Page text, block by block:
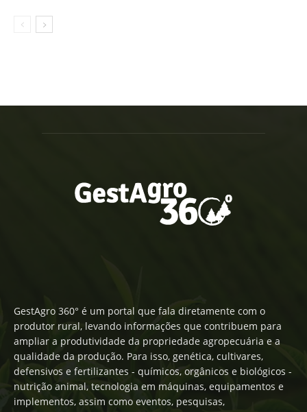
GestAgro 360° é um portal que fala diretamente com o
produtor rural, levando informações que contribuem para
ampliar a produtividade da propriedade agropecuária e a
qualidade da produção. Para isso, genética, cultivares,
defensivos e fertilizantes - químicos, orgânicos e biológicos -
nutrição animal, tecnologia em máquinas, equipamentos e
implementos, assim como eventos, pesquisas,